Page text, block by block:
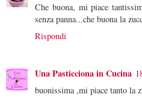
Che buona, mi piace
senza panna...che buona la
Rispondi
Una Pasticciona in Cucina
buonissima ,mi piace tanto la